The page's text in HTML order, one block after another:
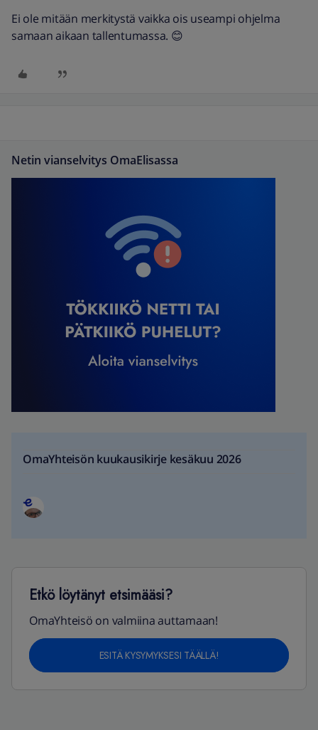
Ei ole mitään merkitystä vaikka ois useampi ohjelma
samaan aikaan tallentumassa. 😊
Netin vianselvitys OmaElisassa
OmaYhteisön kuukausikirje kesäkuu 2026
Etkö löytänyt etsimääsi?
OmaYhteisö on valmiina auttamaan!
ESITÄ KYSYMYKSESI TÄÄLLÄ!